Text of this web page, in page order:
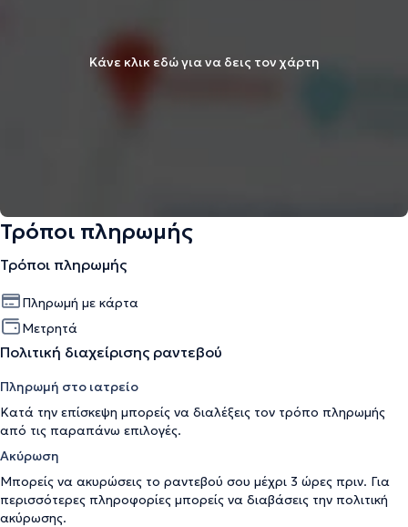
Κάνε κλικ εδώ για να δεις τον χάρτη
Τρόποι πληρωμής
Τρόποι πληρωμής
Πληρωμή με κάρτα
Μετρητά
Πολιτική διαχείρισης ραντεβού
Πληρωμή στο ιατρείο
Κατά την επίσκεψη μπορείς να διαλέξεις τον τρόπο πληρωμής
από τις παραπάνω επιλογές.
Ακύρωση
Μπορείς να ακυρώσεις το ραντεβού σου μέχρι 3 ώρες πριν. Για
περισσότερες πληροφορίες μπορείς να διαβάσεις την πολιτική
ακύρωσης.